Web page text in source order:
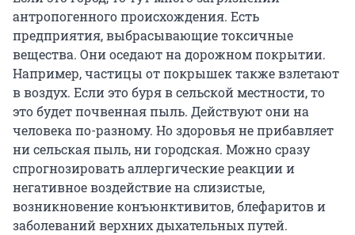
антропогенного происхождения. Есть
предприятия, выбрасывающие токсичные
вещества. Они оседают на дорожном покрытии.
Например, частицы от покрышек также взлетают
в воздух. Если это буря в сельской местности, то
это будет почвенная пыль. Действуют они на
человека по-разному. Но здоровья не прибавляет
ни сельская пыль, ни городская. Можно сразу
спрогнозировать аллергические реакции и
негативное воздействие на слизистые,
возникновение конъюнктивитов, блефаритов и
заболеваний верхних дыхательных путей.